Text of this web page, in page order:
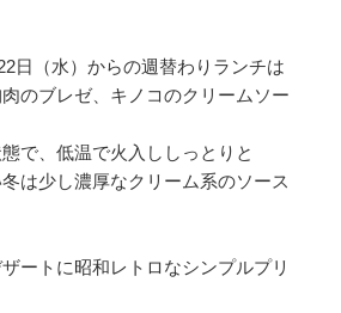
22日（水）からの週替わりランチは
のブレゼ、キノコのクリームソー
で、低温で火入ししっとりと
は少し濃厚なクリーム系のソース
ートに昭和レトロなシンプルプリ